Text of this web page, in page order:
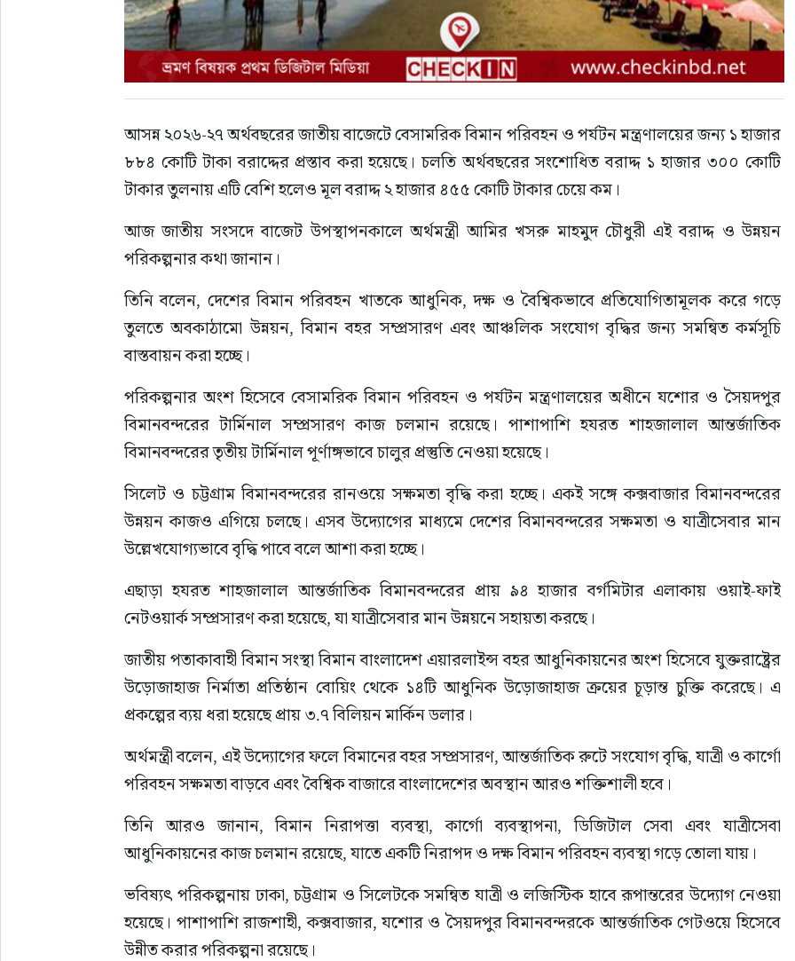
আসন্ন ২০২৬-২৭ অর্থবছরের জাতীয় বাজেটে বেসামরিক বিমান পরিবহন ও পর্যটন মন্ত্রণালয়ের জন্য ১ হাজার
৮৮৪ কোটি টাকা বরাদ্দের প্রস্তাব করা হয়েছে। চলতি অর্থবছরের সংশোধিত বরাদ্দ ১ হাজার ৩০০ কোটি
টাকার তুলনায় এটি বেশি হলেও মূল বরাদ্দ ২ হাজার ৪৫৫ কোটি টাকার চেয়ে কম।
আজ জাতীয় সংসদে বাজেট উপস্থাপনকালে অর্থমন্ত্রী আমির খসরু মাহমুদ চৌধুরী এই বরাদ্দ ও উন্নয়ন
পরিকল্পনার কথা জানান।
তিনি বলেন, দেশের বিমান পরিবহন খাতকে আধুনিক, দক্ষ ও বৈশ্বিকভাবে প্রতিযোগিতামূলক করে গড়ে
তুলতে অবকাঠামো উন্নয়ন, বিমান বহর সম্প্রসারণ এবং আঞ্চলিক সংযোগ বৃদ্ধির জন্য সমন্বিত কর্মসূচি
বাস্তবায়ন করা হচ্ছে।
পরিকল্পনার অংশ হিসেবে বেসামরিক বিমান পরিবহন ও পর্যটন মন্ত্রণালয়ের অধীনে যশোর ও সৈয়দপুর
বিমানবন্দরের টার্মিনাল সম্প্রসারণ কাজ চলমান রয়েছে। পাশাপাশি হযরত শাহজালাল আন্তর্জাতিক
বিমানবন্দরের তৃতীয় টার্মিনাল পূর্ণাঙ্গভাবে চালুর প্রস্তুতি নেওয়া হয়েছে।
সিলেট ও চট্টগ্রাম বিমানবন্দরের রানওয়ে সক্ষমতা বৃদ্ধি করা হচ্ছে। একই সঙ্গে কক্সবাজার বিমানবন্দরের
উন্নয়ন কাজও এগিয়ে চলছে। এসব উদ্যোগের মাধ্যমে দেশের বিমানবন্দরের সক্ষমতা ও যাত্রীসেবার মান
উল্লেখযোগ্যভাবে বৃদ্ধি পাবে বলে আশা করা হচ্ছে।
এছাড়া হযরত শাহজালাল আন্তর্জাতিক বিমানবন্দরের প্রায় ৯৪ হাজার বর্গমিটার এলাকায় ওয়াই-ফাই
নেটওয়ার্ক সম্প্রসারণ করা হয়েছে, যা যাত্রীসেবার মান উন্নয়নে সহায়তা করছে।
জাতীয় পতাকাবাহী বিমান সংস্থা বিমান বাংলাদেশ এয়ারলাইন্স বহর আধুনিকায়নের অংশ হিসেবে যুক্তরাষ্ট্রের
উড়োজাহাজ নির্মাতা প্রতিষ্ঠান বোয়িং থেকে ১৪টি আধুনিক উড়োজাহাজ ক্রয়ের চূড়ান্ত চুক্তি করেছে। এ
প্রকল্পের ব্যয় ধরা হয়েছে প্রায় ৩.৭ বিলিয়ন মার্কিন ডলার।
অর্থমন্ত্রী বলেন, এই উদ্যোগের ফলে বিমানের বহর সম্প্রসারণ, আন্তর্জাতিক রুটে সংযোগ বৃদ্ধি, যাত্রী ও কার্গো
পরিবহন সক্ষমতা বাড়বে এবং বৈশ্বিক বাজারে বাংলাদেশের অবস্থান আরও শক্তিশালী হবে।
তিনি আরও জানান, বিমান নিরাপত্তা ব্যবস্থা, কার্গো ব্যবস্থাপনা, ডিজিটাল সেবা এবং যাত্রীসেবা
আধুনিকায়নের কাজ চলমান রয়েছে, যাতে একটি নিরাপদ ও দক্ষ বিমান পরিবহন ব্যবস্থা গড়ে তোলা যায়।
ভবিষ্যৎ পরিকল্পনায় ঢাকা, চট্টগ্রাম ও সিলেটকে সমন্বিত যাত্রী ও লজিস্টিক হাবে রূপান্তরের উদ্যোগ নেওয়া
হয়েছে। পাশাপাশি রাজশাহী, কক্সবাজার, যশোর ও সৈয়দপুর বিমানবন্দরকে আন্তর্জাতিক গেটওয়ে হিসেবে
উন্নীত করার পরিকল্পনা রয়েছে।